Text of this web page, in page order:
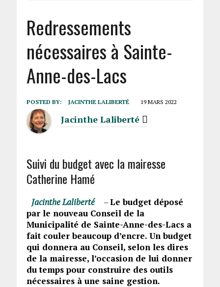
Redressements
nécessaires à Sainte-
Anne-des-Lacs
POSTED BY: JACINTHE LALIBERTÉ 19 MARS 2022
Jacinthe Laliberté
Suivi du budget avec la mairesse
Catherine Hamé
Jacinthe Laliberté –Le budget déposé
par le nouveau Conseil de la
Municipalité de Sainte-Anne-des-Lacs a
fait couler beaucoup d’encre. Un budget
qui donnera au Conseil, selon les dires
de la mairesse, l’occasion de lui donner
du temps pour construire des outils
nécessaires à une saine gestion.